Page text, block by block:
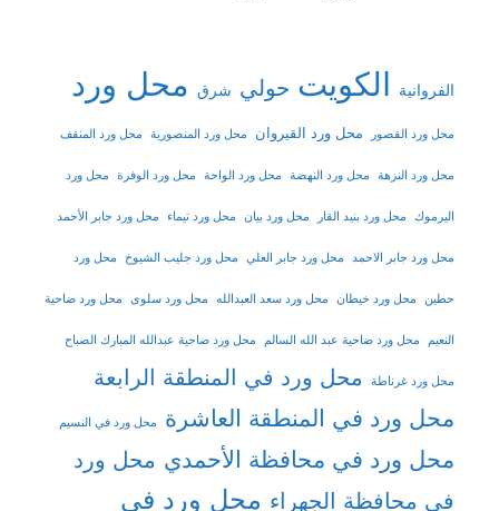
الفروانية الكويت حولي شرق محل ورد
محل ورد القصور محل ورد القيروان محل ورد المنصورية محل ورد المنقف
محل ورد النزهة محل ورد النهضة محل ورد الواحة محل ورد الوفرة محل ورد
اليرموك محل ورد بنيد القار محل ورد بيان محل ورد تيماء محل ورد جابر الأحمد
محل ورد جابر الاحمد محل ورد جابر العلي محل ورد جليب الشيوخ محل ورد
حطين محل ورد خيطان محل ورد سعد العبدالله محل ورد سلوى محل ورد ضاحية
النعيم محل ورد ضاحية عبد الله السالم محل ورد ضاحية عبدالله المبارك الصباح
محل ورد غرناطة
محل ورد في المنطقة الرابعة
محل ورد في المنطقة العاشرة
محل ورد في النسيم
محل ورد في محافظة الأحمدي محل ورد
في محافظة الجهراء محل ورد في